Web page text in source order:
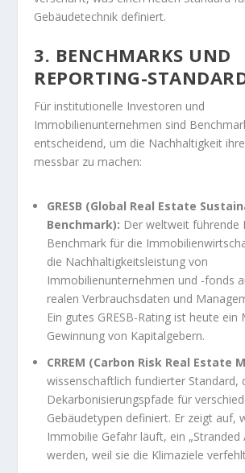
Gebäudetechnik definiert.
3. BENCHMARKS UND
REPORTING-
Für institutionelle Investoren und
Immobilienunternehmen sind
entscheidend, um die Nachhaltigkeit
messbar zu machen:
GRESB (Global Real Estate
Benchmark): Der weltweit führende
Benchmark für die
die Nachhaltigkeitsleistung von
Immobilienunternehmen und -fonds
realen Verbrauchsdaten und
Ein gutes GRESB-Rating ist heute ein
Gewinnung von Kapitalgebern.
CRREM (Carbon Risk Real Estate
wissenschaftlich fundierter Standard,
Dekarbonisierungspfade für
Gebäudetypen definiert. Er zeigt auf,
Immobilie Gefahr läuft, ein „Stranded
werden, weil sie die Klimaziele